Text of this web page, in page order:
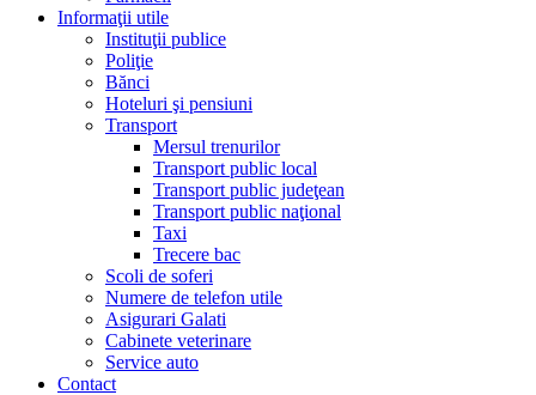
Informaţii utile
Instituţii publice
Poliţie
Bănci
Hoteluri şi pensiuni
Transport
Mersul trenurilor
Transport public local
Transport public judeţean
Transport public naţional
Taxi
Trecere bac
Scoli de soferi
Numere de telefon utile
Asigurari Galati
Cabinete veterinare
Service auto
Contact